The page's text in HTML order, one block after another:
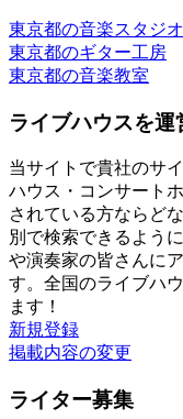
東京都の音楽スタジオ
東京都のギター工房
東京都の音楽教室
ライブハウスを
当サイトで貴社のサ
ハウス・コンサート
されている方ならど
別で検索できるよう
や演奏家の皆さんに
す。全国のライブハ
ます！
新規登録
掲載内容の変更
ライター募集